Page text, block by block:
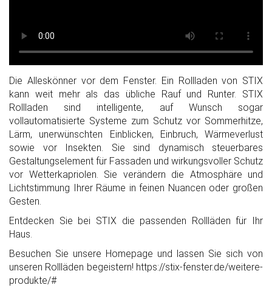
Die Alleskönner vor dem Fenster. Ein Rollladen von STIX
kann weit mehr als das übliche Rauf und Runter. STIX
Rollladen sind intelligente, auf Wunsch sogar
vollautomatisierte Systeme zum Schutz vor Sommerhitze,
Lärm, unerwünschten Einblicken, Einbruch, Wärmeverlust
sowie vor Insekten. Sie sind dynamisch steuerbares
Gestaltungselement für Fassaden und wirkungsvoller Schutz
vor Wetterkapriolen. Sie verändern die Atmosphäre und
Lichtstimmung Ihrer Räume in feinen Nuancen oder großen
Gesten.
Entdecken Sie bei STIX die passenden Rollläden für Ihr
Haus.
Besuchen Sie unsere Homepage und lassen Sie sich von
unseren Rollläden begeistern! https://stix-fenster.de/weitere-
produkte/#